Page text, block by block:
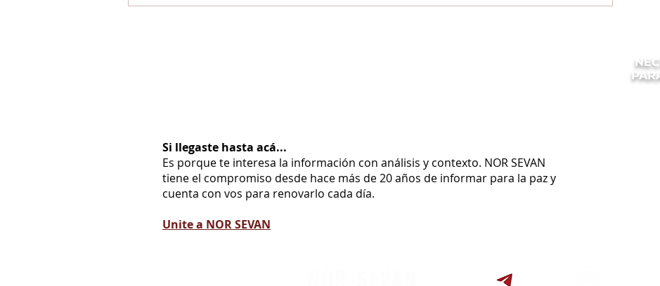
Si llegaste hasta acá...
Es porque te interesa la información con análisis y contexto. NOR SEVAN
tiene el compromiso desde hace más de 20 años de informar para la paz y
cuenta con vos para renovarlo cada día.
Unite a NOR SEVAN